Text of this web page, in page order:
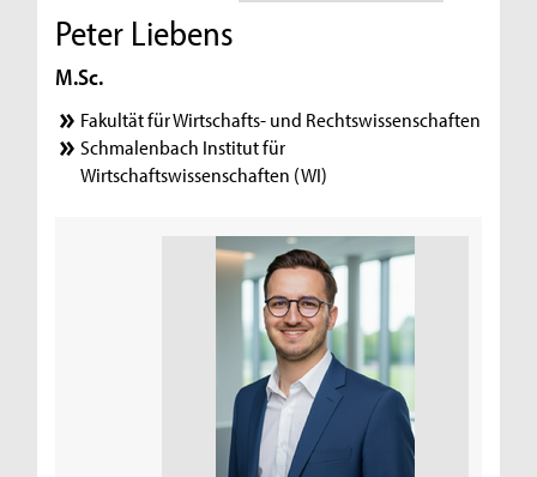
Peter Liebens
M.Sc.
Fakultät für Wirtschafts- und Rechtswissenschaften
Schmalenbach Institut für
Wirtschaftswissenschaften (WI)